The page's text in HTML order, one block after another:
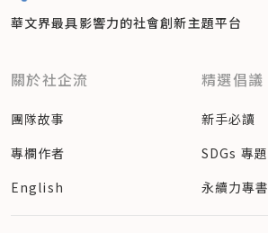
華文界最具影響力的社會創新主題平台
關於社企流
團隊故事
專欄作者
English
精選倡議
新手必讀
SDGs 專題
永續力專書